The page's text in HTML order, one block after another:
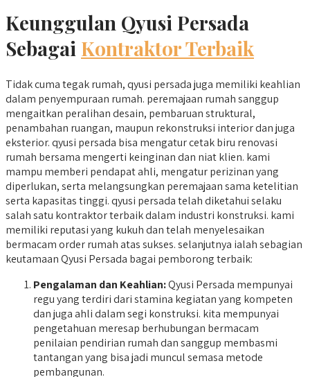
Keunggulan Qyusi Persada
Sebagai Kontraktor Terbaik
Tidak cuma tegak rumah, qyusi persada juga memiliki keahlian
dalam penyempuraan rumah. peremajaan rumah sanggup
mengaitkan peralihan desain, pembaruan struktural,
penambahan ruangan, maupun rekonstruksi interior dan juga
eksterior. qyusi persada bisa mengatur cetak biru renovasi
rumah bersama mengerti keinginan dan niat klien. kami
mampu memberi pendapat ahli, mengatur perizinan yang
diperlukan, serta melangsungkan peremajaan sama ketelitian
serta kapasitas tinggi. qyusi persada telah diketahui selaku
salah satu kontraktor terbaik dalam industri konstruksi. kami
memiliki reputasi yang kukuh dan telah menyelesaikan
bermacam order rumah atas sukses. selanjutnya ialah sebagian
keutamaan Qyusi Persada bagai pemborong terbaik:
Pengalaman dan Keahlian:Qyusi Persada mempunyai
regu yang terdiri dari stamina kegiatan yang kompeten
dan juga ahli dalam segi konstruksi. kita mempunyai
pengetahuan meresap berhubungan bermacam
penilaian pendirian rumah dan sanggup membasmi
tantangan yang bisa jadi muncul semasa metode
pembangunan.